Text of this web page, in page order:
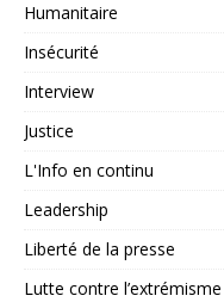
Humanitaire
Insécurité
Interview
Justice
L'Info en continu
Leadership
Liberté de la presse
Lutte contre